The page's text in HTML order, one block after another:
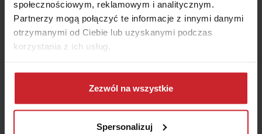
społecznościowym, reklamowym i analitycznym.
Partnerzy mogą połączyć te informacje z innymi danymi
otrzymanymi od Ciebie lub uzyskanymi podczas
korzystania z ich usług.
Dowiedz się więcej na temat tego, kim jesteśmy, jak
można się z nami skontaktować i w jaki sposób
przetwarzamy dane osobowe w ramachPolityki
Zezwól na wszystkie
Spersonalizuj
2024.09.10
Czy w Turcji jest bezpiecznie?
Czy w Turcji jest bezpiecznie? - to jedno z częściej
wyszukiwanych haseł w Internecie. Nie będziemy wkładać kija w
jednoznacznej odpowiedzi. Dlaczego? Bo takiej nie ma.
Postaramy się natomiast naszkicować obraz Turcji takiej, jaka
półksiężyca. A więc - jak to jest z tym bezpieczeństwem w